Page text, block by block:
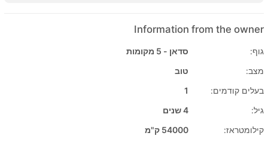
Information from the owner
גוף:
סדאן - 5 מקומות
מצב:
טוב
בעלים קודמים:
1
גיל:
4 שנים
קילומטראז:
54000 ק"מ